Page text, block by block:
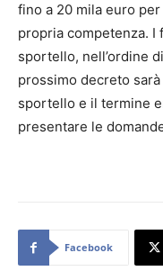
fino a 20 mila euro
propria competenza. I
sportello, nell’ordine
prossimo decreto
sportello e il termine
presentare le
Facebook